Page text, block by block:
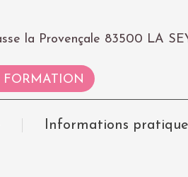
la Provençale 83500 LA
FORMATION
Informations